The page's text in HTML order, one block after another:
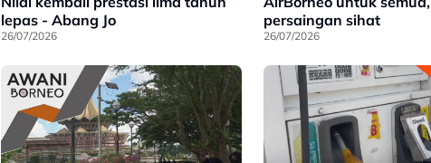
lepas - Abang Jo
26/07/2026
persaingan sihat
26/07/2026